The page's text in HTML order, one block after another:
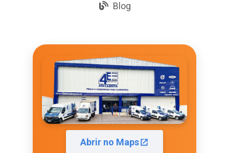
Blog
Abrir no Maps